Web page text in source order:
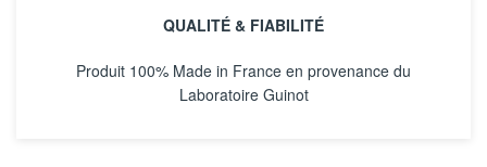
QUALITÉ & FIABILITÉ
Produit 100% Made in France en provenance du
Laboratoire Guinot